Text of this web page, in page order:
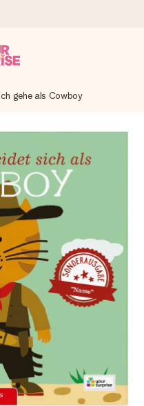
vor und schicken es
Bewertungen)
bewerten uns mit
aller Länder, in
Schritten – mit
einer Nachricht von
für den perfekten
gehe als Cowboy